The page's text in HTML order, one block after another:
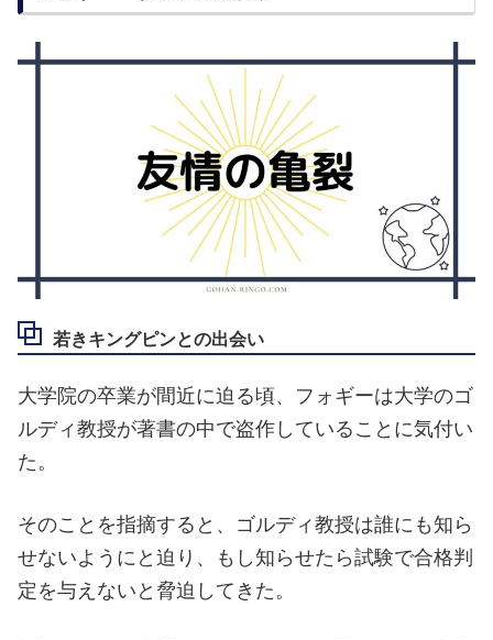
若きキングピンとの出会い
大学院の卒業が間近に迫る頃、フォギーは大学のゴ
ルディ教授が著書の中で盗作していることに気付い
た。
そのことを指摘すると、ゴルディ教授は誰にも知ら
せないようにと迫り、もし知らせたら試験で合格判
定を与えないと脅迫してきた。